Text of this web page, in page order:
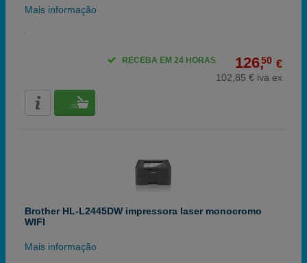
Mais informação
126,50 €
102,85 € iva ex
RECEBA EM 24 HORAS
Brother HL-L2445DW impressora laser monocromo
WIFI
Mais informação